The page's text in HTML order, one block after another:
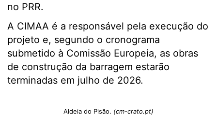
no PRR.
A CIMAA é a responsável pela execução do
projeto e, segundo o cronograma
submetido à Comissão Europeia, as obras
de construção da barragem estarão
terminadas em julho de 2026.
Aldeia do Pisão. (cm-crato.pt)